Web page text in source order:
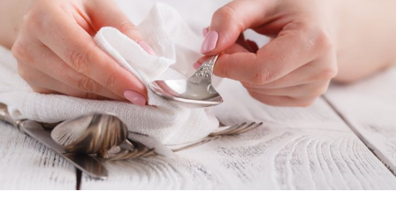
Obligatoires
Ces scripts
sont
nécessaires
pour pouvoir